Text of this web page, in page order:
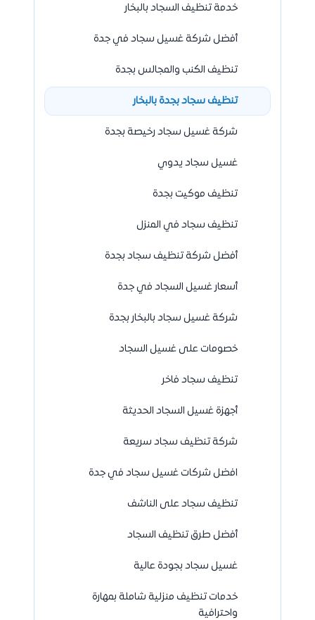
خدمة تنظيف السجاد بالبخار
أفضل شركة غسيل سجاد في جدة
تنظيف الكنب والمجالس بجدة
تنظيف سجاد بجدة بالبخار
شركة غسيل سجاد رخيصة بجدة
غسيل سجاد يدوي
تنظيف موكيت بجدة
تنظيف سجاد في المنزل
أفضل شركة تنظيف سجاد بجدة
أسعار غسيل السجاد في جدة
شركة غسيل سجاد بالبخار بجدة
خصومات على غسيل السجاد
تنظيف سجاد فاخر
أجهزة غسيل السجاد الحديثة
شركة تنظيف سجاد سريعة
افضل شركات غسيل سجاد في جدة
تنظيف سجاد على الناشف
أفضل طرق تنظيف السجاد
غسيل سجاد بجودة عالية
خدمات تنظيف منزلية شاملة بمهارة
واحترافية